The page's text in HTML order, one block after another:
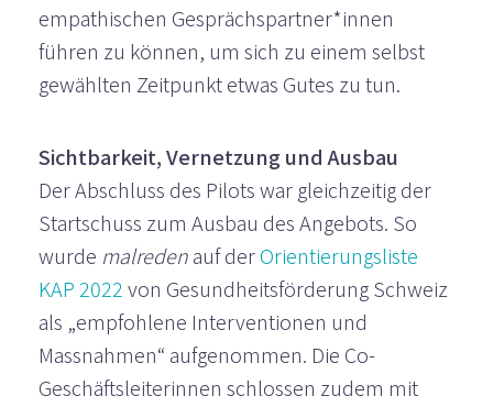
empathischen Gesprächspartner*innen
führen zu können, um sich zu einem selbst
gewählten Zeitpunkt etwas Gutes zu tun.
Sichtbarkeit, Vernetzung und Ausbau
Der Abschluss des Pilots war gleichzeitig der
Startschuss zum Ausbau des Angebots. So
wurde malredenauf derOrientierungsliste
KAP 2022 von Gesundheitsförderung Schweiz
als „empfohlene Interventionen und
Massnahmen“ aufgenommen. Die Co-
Geschäftsleiterinnen schlossen zudem mit